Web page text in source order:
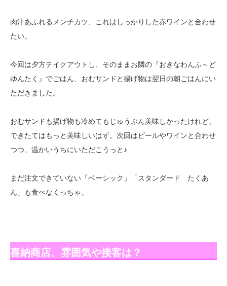
肉汁あふれるメンチカツ、これはしっかりした赤ワインと合わせ
たい。
今回は夕方テイクアウトし、そのままお隣の『おきなわんふ～ど
ゆんたく』でごはん、おむサンドと揚げ物は翌日の朝ごはんにい
ただきました。
おむサンドも揚げ物も冷めてもじゅうぶん美味しかったけれど、
できたてはもっと美味しいはず。次回はビールやワインと合わせ
つつ、温かいうちにいただこうっと♪
まだ注文できていない「ベーシック」「スタンダード たくあ
ん」も食べなくっちゃ。
喜納商店、雰囲気や接客は？